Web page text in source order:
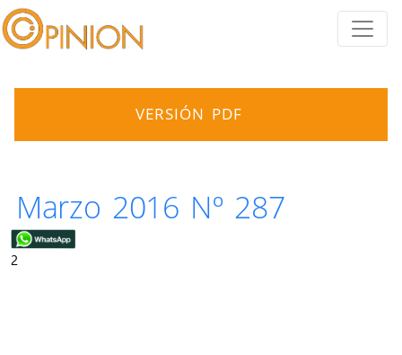
VERSIÓN PDF
Marzo 2016 Nº 287
2